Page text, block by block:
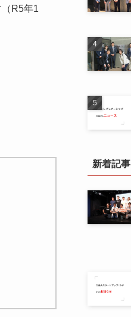
R5年1
新着記事